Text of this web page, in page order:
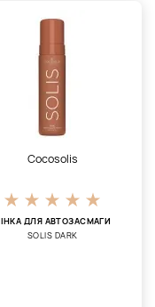
Cocosolis
ДЛЯ АВТОЗАСМАГИ
SOLIS DARK